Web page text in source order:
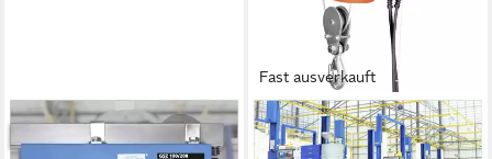
GÜDE
Schwenkarm Güde
Fast ausverkauft
GÜDE
Seilzug Güde Seilzug GSZ